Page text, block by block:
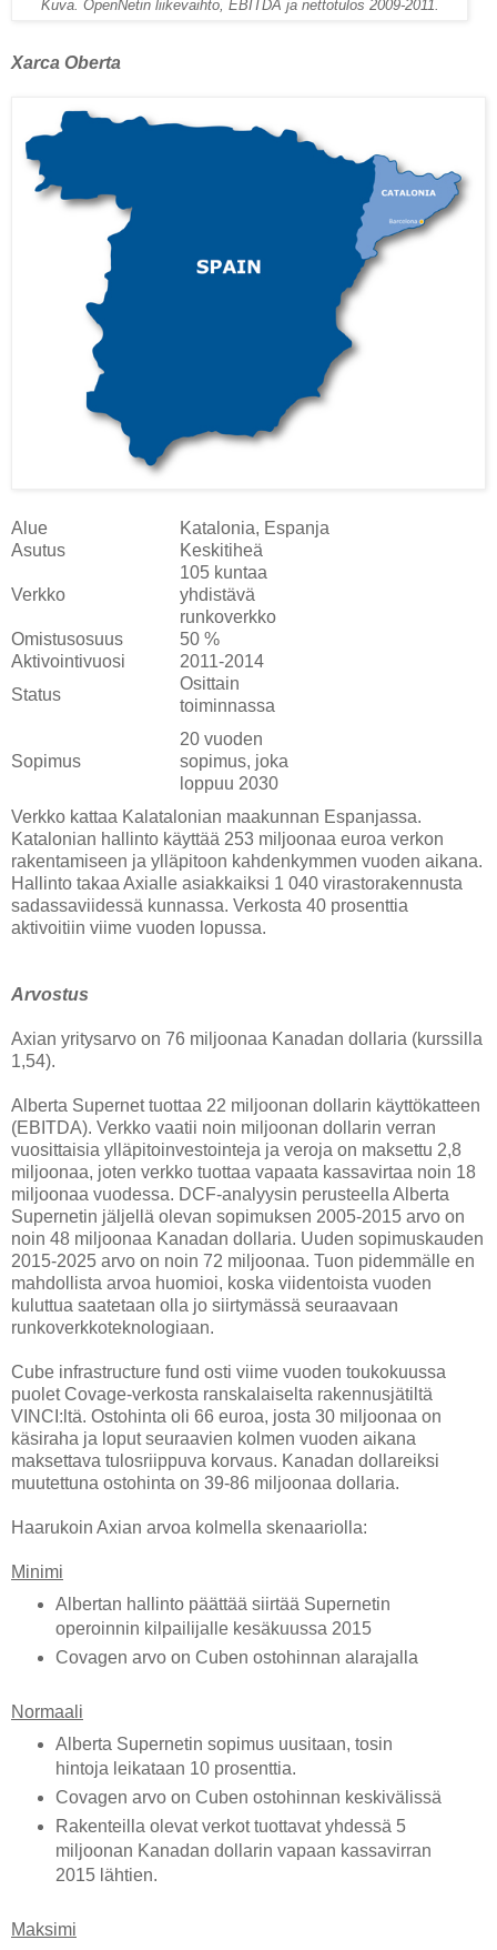
Kuva. OpenNetin liikevaihto, EBITDA ja nettotulos 2009-2011.
Xarca Oberta
Alue
Katalonia, Espanja
Asutus
Keskitiheä
Verkko
105 kuntaa
yhdistävä
runkoverkko
Omistusosuus
50 %
Aktivointivuosi
2011-2014
Status
Osittain
toiminnassa
Sopimus
20 vuoden
sopimus, joka
loppuu 2030
Verkko kattaa Kalatalonian maakunnan Espanjassa.
Katalonian hallinto käyttää 253 miljoonaa euroa verkon
rakentamiseen ja ylläpitoon kahdenkymmen vuoden aikana.
Hallinto takaa Axialle asiakkaiksi 1 040 virastorakennusta
sadassaviidessä kunnassa. Verkosta 40 prosenttia
aktivoitiin viime vuoden lopussa.
Arvostus
Axian yritysarvo on 76 miljoonaa Kanadan dollaria (kurssilla
1,54).
Alberta Supernet tuottaa 22 miljoonan dollarin käyttökatteen
(EBITDA). Verkko vaatii noin miljoonan dollarin verran
vuosittaisia ylläpitoinvestointeja ja veroja on maksettu 2,8
miljoonaa, joten verkko tuottaa vapaata kassavirtaa noin 18
miljoonaa vuodessa. DCF-analyysin perusteella Alberta
Supernetin jäljellä olevan sopimuksen 2005-2015 arvo on
noin 48 miljoonaa Kanadan dollaria. Uuden sopimuskauden
2015-2025 arvo on noin 72 miljoonaa. Tuon pidemmälle en
mahdollista arvoa huomioi, koska viidentoista vuoden
kuluttua saatetaan olla jo siirtymässä seuraavaan
runkoverkkoteknologiaan.
Cube infrastructure fund osti viime vuoden toukokuussa
puolet Covage-verkosta ranskalaiselta rakennusjätiltä
VINCI:ltä. Ostohinta oli 66 euroa, josta 30 miljoonaa on
käsiraha ja loput seuraavien kolmen vuoden aikana
maksettava tulosriippuva korvaus. Kanadan dollareiksi
muutettuna ostohinta on 39-86 miljoonaa dollaria.
Haarukoin Axian arvoa kolmella skenaariolla:
Minimi
Albertan hallinto päättää siirtää Supernetin
operoinnin kilpailijalle kesäkuussa 2015
Covagen arvo on Cuben ostohinnan alarajalla
Normaali
Alberta Supernetin sopimus uusitaan, tosin
hintoja leikataan 10 prosenttia.
Covagen arvo on Cuben ostohinnan keskivälissä
Rakenteilla olevat verkot tuottavat yhdessä 5
miljoonan Kanadan dollarin vapaan kassavirran
2015 lähtien.
Maksimi